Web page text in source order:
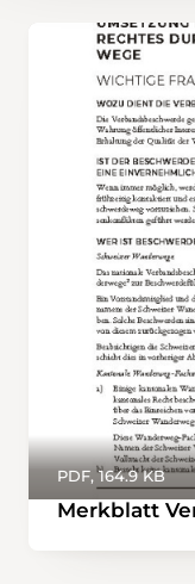
Merkblatt
PDF, 164.9 KB